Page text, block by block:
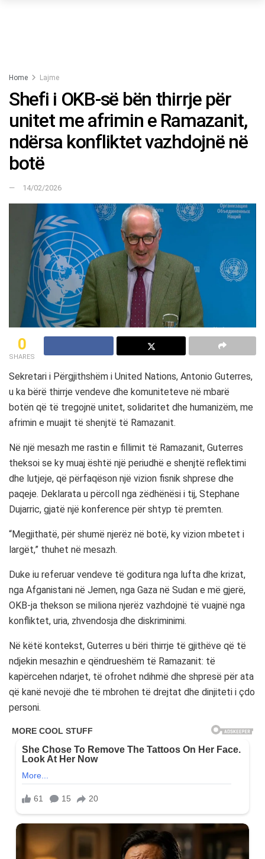
Home Lajme
Shefi i OKB-së bën thirrje për
unitet me afrimin e Ramazanit,
ndërsa konfliktet vazhdojnë në
botë
14/02/2026
0
SHARES
Sekretari i Përgjithshëm i United Nations, Antonio Guterres,
u ka bërë thirrje vendeve dhe komuniteteve në mbarë
botën që të tregojnë unitet, solidaritet dhe humanizëm, me
afrimin e muajit të shenjtë të Ramazanit.
Në një mesazh me rastin e fillimit të Ramazanit, Guterres
theksoi se ky muaj është një periudhë e shenjtë reflektimi
dhe lutjeje, që përfaqëson një vizion fisnik shprese dhe
paqeje. Deklarata u përcoll nga zëdhënësi i tij, Stephane
Dujarric, gjatë një konference për shtyp të premten.
“Megjithatë, për shumë njerëz në botë, ky vizion mbetet i
largët,” thuhet në mesazh.
Duke iu referuar vendeve të goditura nga lufta dhe krizat,
nga Afganistani në Jemen, nga Gaza në Sudan e më gjerë,
OKB-ja thekson se miliona njerëz vazhdojnë të vuajnë nga
konfliktet, uria, zhvendosja dhe diskriminimi.
Në këtë kontekst, Guterres u bëri thirrje të gjithëve që të
ndjekin mesazhin e qëndrueshëm të Ramazanit: të
kapërcehen ndarjet, të ofrohet ndihmë dhe shpresë për ata
që kanë nevojë dhe të mbrohen të drejtat dhe dinjiteti i çdo
personi.